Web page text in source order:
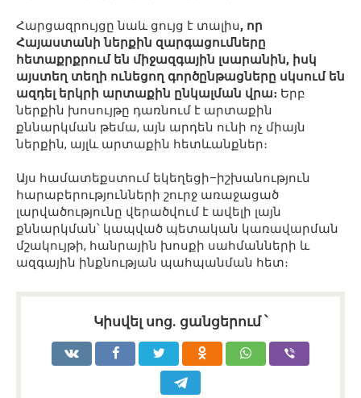
Հարցազրույցը նաև ցույց է տալիս, որ
Հայաստանի ներքին զարգացումները
հետաքրքրում են միջազգային լսարանին, իսկ
այստեղ տեղի ունեցող գործընթացները սկսում են
ազդել երկրի արտաքին ընկալման վրա։ Երբ
ներքին խոսույթը դառնում է արտաքին
քննարկման թեմա, այն արդեն ունի ոչ միայն
ներքին, այլև արտաքին հետևանքներ։
Այս համատեքստում եկեղեցի–իշխանություն
հարաբերությունների շուրջ առաջացած
լարվածությունը վերածվում է ավելի լայն
քննարկման՝ կապված պետական կառավարման
մշակույթի, հանրային խոսքի սահմանների և
ազգային ինքնության պահպանման հետ։
Կիսվել սոց․ ցանցերում ՝